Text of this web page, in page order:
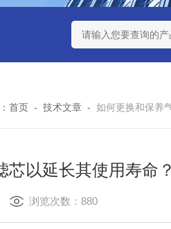
腰轮（罗茨）流量计
首页 - 技术文章 - 如何更换和保养
以延长其使用寿命？
浏览次数：880